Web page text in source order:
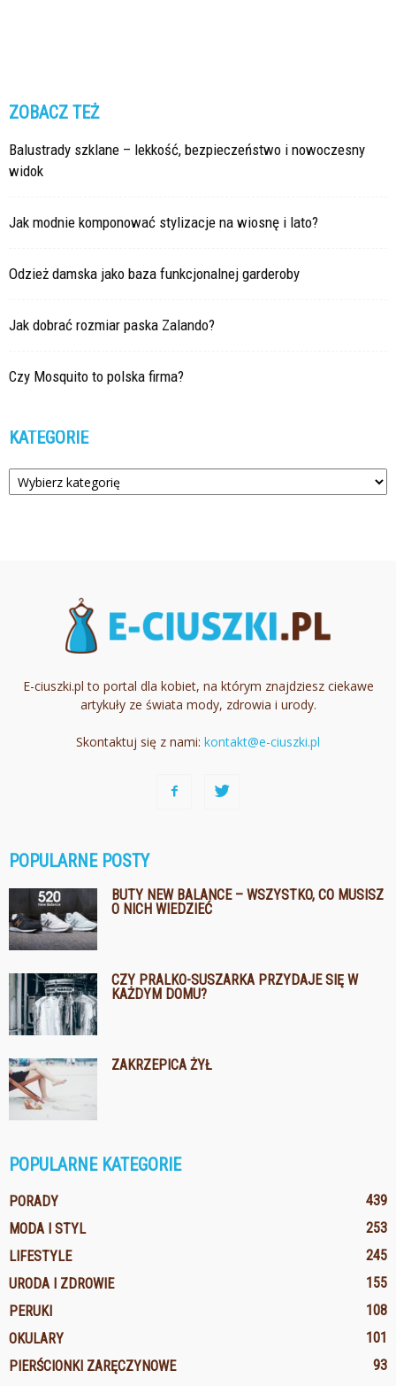
ZOBACZ TEŻ
Balustrady szklane – lekkość, bezpieczeństwo i nowoczesny
widok
Jak modnie komponować stylizacje na wiosnę i lato?
Odzież damska jako baza funkcjonalnej garderoby
Jak dobrać rozmiar paska Zalando?
Czy Mosquito to polska firma?
KATEGORIE
Kategorie
E-ciuszki.pl to portal dla kobiet, na którym znajdziesz ciekawe
artykuły ze świata mody, zdrowia i urody.
Skontaktuj się z nami: kontakt@e-ciuszki.pl
POPULARNE POSTY
BUTY NEW BALANCE – WSZYSTKO, CO MUSISZ
O NICH WIEDZIEĆ
CZY PRALKO-SUSZARKA PRZYDAJE SIĘ W
KAŻDYM DOMU?
ZAKRZEPICA ŻYŁ
POPULARNE KATEGORIE
PORADY
439
MODA I STYL
253
LIFESTYLE
245
URODA I ZDROWIE
155
PERUKI
108
OKULARY
101
PIERŚCIONKI ZARĘCZYNOWE
93